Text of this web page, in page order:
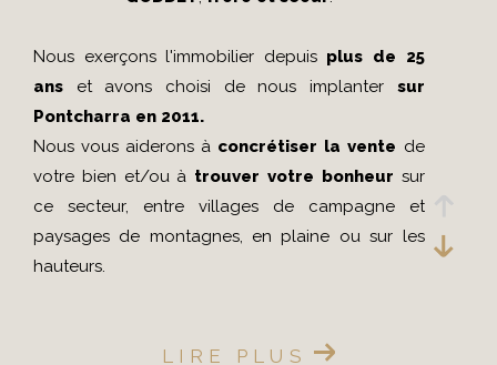
Nous exerçons l'immobilier depuis plus de 25
ans et avons choisi de nous implanter sur
Pontcharra en 2011.
Nous vous aiderons à concrétiser la vente de
votre bien et/ou à trouver votre bonheur sur
ce secteur, entre villages de campagne et
paysages de montagnes, en plaine ou sur les
hauteurs.
a été une évidence pour
LIRE PLUS